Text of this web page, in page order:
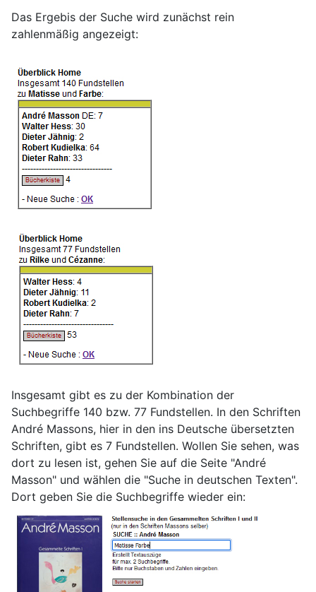
Das Ergebis der Suche wird zunächst rein
zahlenmäßig angezeigt:
Insgesamt gibt es zu der Kombination der
Suchbegriffe 140 bzw. 77 Fundstellen. In den Schriften
André Massons, hier in den ins Deutsche übersetzten
Schriften, gibt es 7 Fundstellen. Wollen Sie sehen, was
dort zu lesen ist, gehen Sie auf die Seite "André
Masson" und wählen die "Suche in deutschen Texten".
Dort geben Sie die Suchbegriffe wieder ein: